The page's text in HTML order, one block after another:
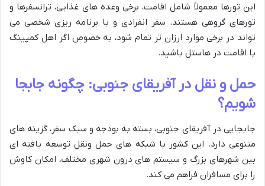
این تورها معمولاً شامل اقامت، برخی وعده های غذایی، ترانسفرها و
تورهای گروهی هستند. سفر انفرادی و با برنامه ریزی شخصی می
تواند در برخی موارد ارزان تر تمام شود، به خصوص اگر اهل کمپینگ
یا اقامت در هاستل باشید.
حمل و نقل در آفریقای جنوبی: چگونه جابجا
شویم؟
جابجایی در آفریقای جنوبی، بسته به بودجه و سبک سفر، گزینه های
متنوعی دارد. این کشور با شبکه های حمل ونقل توسعه یافته ای
بین شهرهای بزرگ و سیستم های درون شهری مختلف، امکان کاوش
را برای مسافران فراهم می کند.